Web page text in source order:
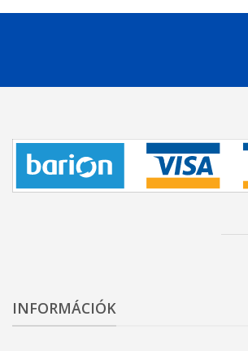
INFORMÁCIÓK